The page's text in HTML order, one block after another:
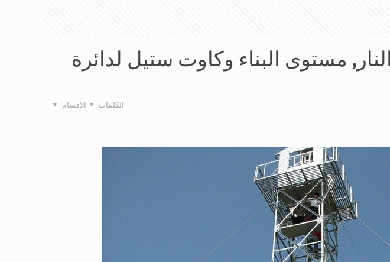
مستوى البناء وكاوت ستيل لدائرة
الاقسام الكلمات